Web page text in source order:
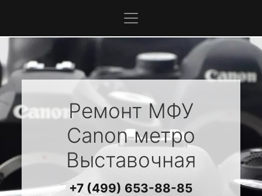
Ремонт МФУ
Canonметро
Выставочная
+7 (499) 653-88-85